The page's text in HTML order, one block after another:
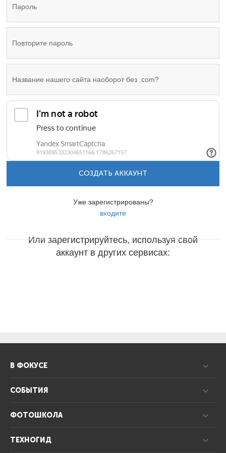
СОЗДАТЬ АККАУНТ
Уже зарегистрированы?
входите
Или зарегистрируйтесь, используя свой
аккаунт в других сервисах:
В ФОКУСЕ
СОБЫТИЯ
ФОТОШКОЛА
ТЕХНОГИД